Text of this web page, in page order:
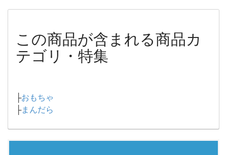
この商品が含まれる商品カ
テゴリ・特集
├おもちゃ
├まんだら